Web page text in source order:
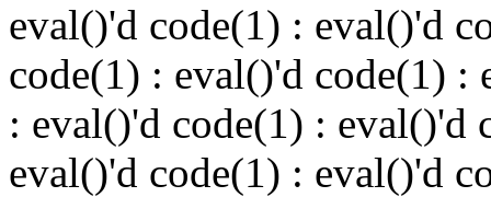
eval()'d code(1) : eval()'d
code(1) : eval()'d code(1) :
: eval()'d code(1) : eval()'d
eval()'d code(1) : eval()'d